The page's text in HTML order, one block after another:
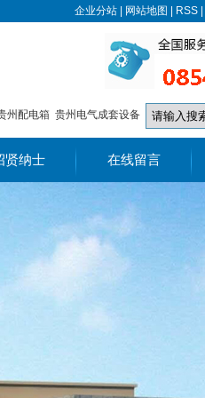
企业分站 网站地图 RSS
州配电箱 贵州电气成套设备
贤纳士 在线留言